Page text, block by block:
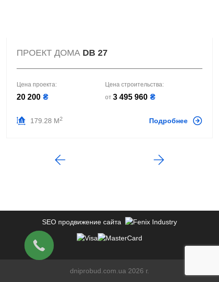
ПРОЕКТ ДОМА DB 27
Цена проекта:
20 200 ₴
Цена строительства:
от 3 495 960 ₴
179.28 М2 Подробнее
dniprobud.com.ua 2026 г.
SEO продвижение сайта